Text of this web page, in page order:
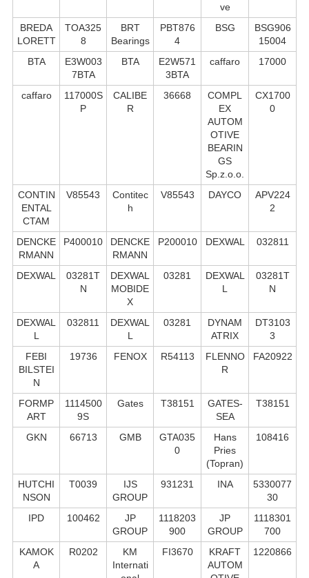
ve
BREDA
LORETT
TOA325
8
BRT
Bearings
PBT876
4
BSG
BSG906
15004
BTA
E3W003
7BTA
BTA
E2W571
3BTA
caffaro 17000
caffaro
117000S
P
CALIBE
R
36668
COMPL
EX
AUTOM
OTIVE
BEARIN
GS
Sp.z.o.o.
CX1700
0
CONTIN
ENTAL
CTAM
V85543
Contitec
h
V85543 DAYCO
APV224
2
DENCKE
RMANN
P400010
DENCKE
RMANN
P200010 DEXWAL 032811
DEXWAL
03281T
N
DEXWAL
MOBIDE
X
03281
DEXWAL
L
03281T
N
DEXWAL
L
032811
DEXWAL
L
03281
DYNAM
ATRIX
DT3103
3
FEBI
BILSTEI
N
19736 FENOX R54113
FLENNO
R
FA20922
FORMP
ART
1114500
9S
Gates T38151
GATES-
SEA
T38151
GKN 66713 GMB
GTA035
0
Hans
Pries
(Topran)
108416
HUTCHI
NSON
T0039
IJS
GROUP
931231 INA
5330077
30
IPD
100462
JP
GROUP
1118203
900
JP
GROUP
1118301
700
KAMOK
A
R0202
KM
Internati
FI3670
KRAFT
AUTOM
1220866